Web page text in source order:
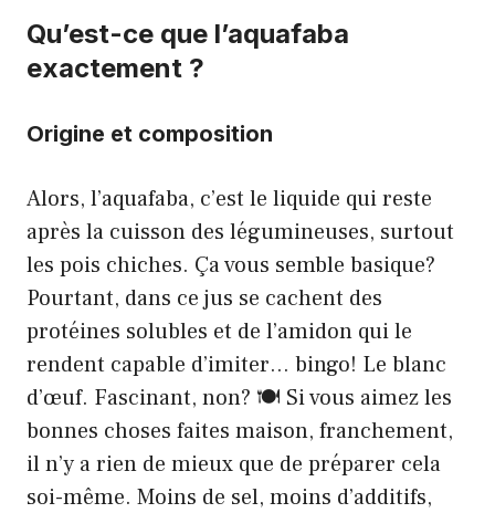
Qu’est-ce que l’aquafaba
exactement ?
Origine et composition
Alors, l’aquafaba, c’est le liquide qui reste
après la cuisson des légumineuses, surtout
les pois chiches. Ça vous semble basique?
Pourtant, dans ce jus se cachent des
protéines solubles et de l’amidon qui le
rendent capable d’imiter… bingo! Le blanc
d’œuf. Fascinant, non? 🍽️ Si vous aimez les
bonnes choses faites maison, franchement,
il n’y a rien de mieux que de préparer cela
soi-même. Moins de sel, moins d’additifs,